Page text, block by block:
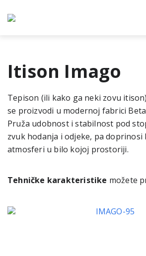
Itison Imago
Tepison (ili kako ga neki zovu
se proizvodi u modernoj fabrici
Pruža udobnost i stabilnost pod
zvuk hodanja i odjeke, pa
atmosferi u bilo kojoj prostoriji.
Tehničke karakteristike možete